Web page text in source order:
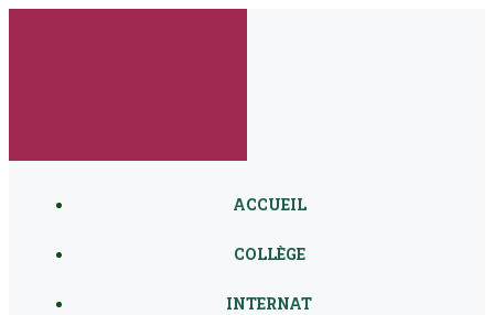
ACCUEIL
COLLÈGE
INTERNAT